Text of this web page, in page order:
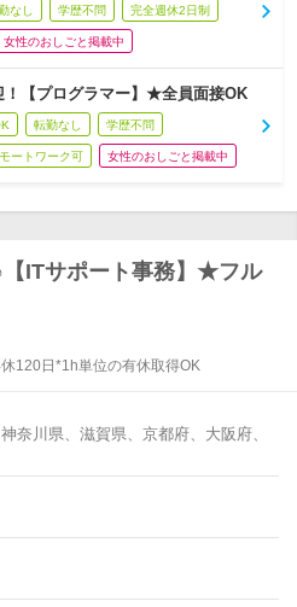
なし 学歴不問 完全週休2日制
女性のおしごと掲載中
！【プログラマー】★全員面接OK
転勤なし 学歴不問
ートワーク可 女性のおしごと掲載中
ITサポート事務】★フル
120日*1h単位の有休取得OK
奈川県、滋賀県、京都府、大阪府、